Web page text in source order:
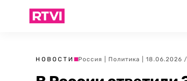
НОВОСТИ Россия Политика | 18.06.2026